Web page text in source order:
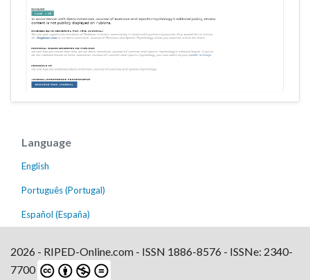
Language
English
Português (Portugal)
Español (España)
2026 - RIPED-Online.com - ISSN 1886-8576 - ISSNe: 2340-
7700